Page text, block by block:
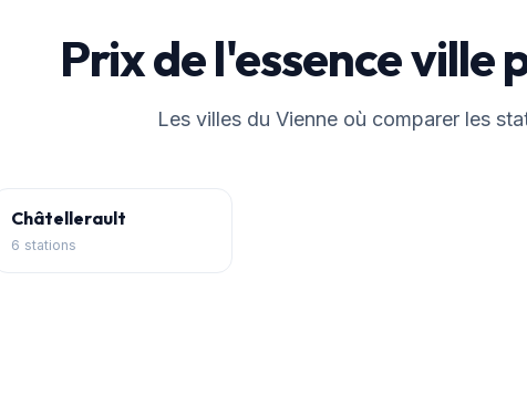
Prix de l'essence ville
Les villes du Vienne où comparer les
Châtellerault
6 stations